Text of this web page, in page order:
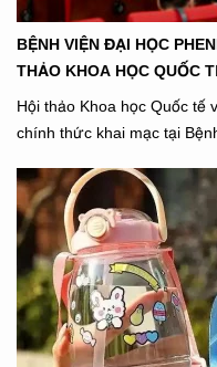
BỆNH VIỆN ĐẠI HỌC
THẢO KHOA HỌC QUỐC
Hội thảo Khoa học Quốc tế
chính thức khai mạc tại